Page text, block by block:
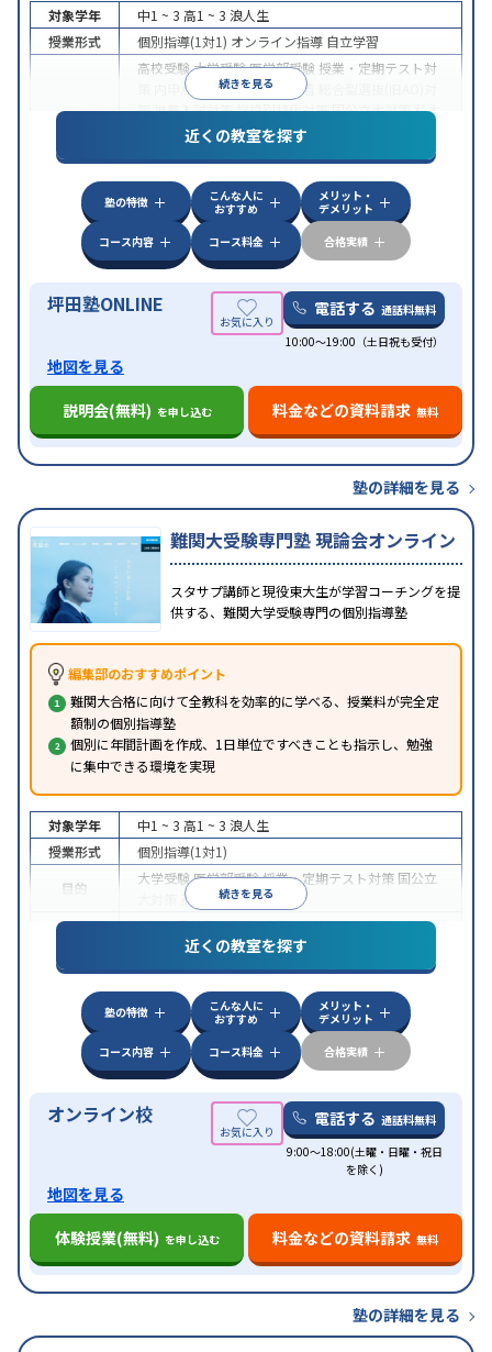
続きを見る
対象学年 中1 ~ 3 高1 ~ 3 浪人生
授業形式
個別指導(1対1) オンライン指導 自立学習
高校受験大学受験医学部受験 授業・定期テスト対
内申点対策学習習慣の定着
策推薦入試対策学校別特化対策国公立大対策私大
共通テスト対策英検(英語検定)対策
その
特徴
中高一貫校生に対応授業の振替可能 不登校生に対
学習にPC・タブレットを利用オンライン対応
科目から受講可能季節講習のみの受講可発達障害
の子どもに対応
近くの教室を探す
塾の特徴
こんな人に
おすすめ
メリット・
デメリット
コース内容
コース料金 合格実績
坪田塾ONLINE 電話する 通話料無料
10:00～19:00（土日祝も受付）
地図を見る
説明会(無料) を申し込む 料金などの資料請求 無料
塾の詳細を見る
難関大受験専門塾 現論会オンライン
スタサプ講師と現役東大生が学習コーチングを提
供する、難関大学受験専門の個別指導塾
編集部のおすすめポイント
難関大合格に向けて全教科を効率的に学べる、授業料が完全定
額制の個別指導塾
個別に年間計画を作成、1日単位ですべきことも指示し、勉強
に集中できる環境を実現
続きを見る
対象学年 中1 ~ 3 高1 ~ 3 浪人生
授業形式
個別指導(1対1)
目的
大学受験医学部受験授業・定期テスト対策 国公立
英検(英語検定)対策
中高一貫校生に対応授業の振替可能オンライン対
自習室あり
近くの教室を探す
塾の特徴
こんな人に
おすすめ
メリット・
デメリット
コース内容
コース料金 合格実績
オンライン校 電話する 通話料無料
9:00～18:00(土曜・日曜・祝日
を除く)
地図を見る
体験授業(無料) を申し込む 料金などの資料請求 無料
塾の詳細を見る